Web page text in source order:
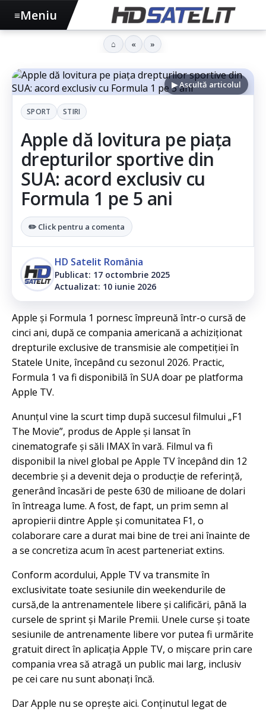
▶ Ascultă articolul
SPORT STIRI
Apple dă lovitura pe piața
drepturilor sportive din
SUA: acord exclusiv cu
Formula 1 pe 5 ani
✏️ Click pentru a comenta
HD Satelit România
Publicat: 17 octombrie 2025
Actualizat: 10 iunie 2026
Apple și Formula 1 pornesc împreună într-o cursă de
cinci ani, după ce compania americană a achiziționat
drepturile exclusive de transmisie ale competiției în
Statele Unite, începând cu sezonul 2026. Practic,
Formula 1 va fi disponibilă în SUA doar pe platforma
Apple TV.
Anunțul vine la scurt timp după succesul filmului „F1
The Movie”, produs de Apple și lansat în
cinematografe și săli IMAX în vară. Filmul va fi
disponibil la nivel global pe Apple TV începând din 12
decembrie și a devenit deja o producție de referință,
generând încasări de peste 630 de milioane de dolari
în întreaga lume. A fost, de fapt, un prim semn al
apropierii dintre Apple și comunitatea F1, o
colaborare care a durat mai bine de trei ani înainte de
a se concretiza acum în acest parteneriat extins.
Conform acordului, Apple TV va transmite în
exclusivitate toate sesiunile din weekendurile de
cursă,de la antrenamentele libere și calificări, până la
cursele de sprint și Marile Premii. Unele curse și toate
sesiunile de antrenamente libere vor putea fi urmărite
gratuit direct în aplicația Apple TV, o mișcare prin care
compania vrea să atragă un public mai larg, inclusiv
pe cei care nu sunt abonați încă.
Dar Apple nu se oprește aici. Conținutul legat de
≡Meniu
⌂ « »